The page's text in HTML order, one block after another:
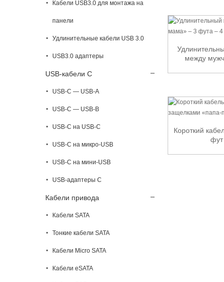
Кабели USB3.0 для монтажа на
панели
Удлинительные кабели USB 3.0
USB3.0 адаптеры
USB-кабели C
USB-C — USB-A
USB-C — USB-B
USB-C на USB-C
USB-C на микро-USB
USB-C на мини-USB
USB-адаптеры C
Кабели привода
Кабели SATA
Тонкие кабели SATA
Кабели Micro SATA
Кабели eSATA
между
Короткий
фут